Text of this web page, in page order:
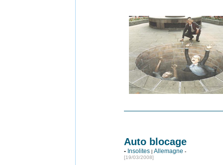
Auto blocage
- Insolites | Allemagne -
[19/03/2008]